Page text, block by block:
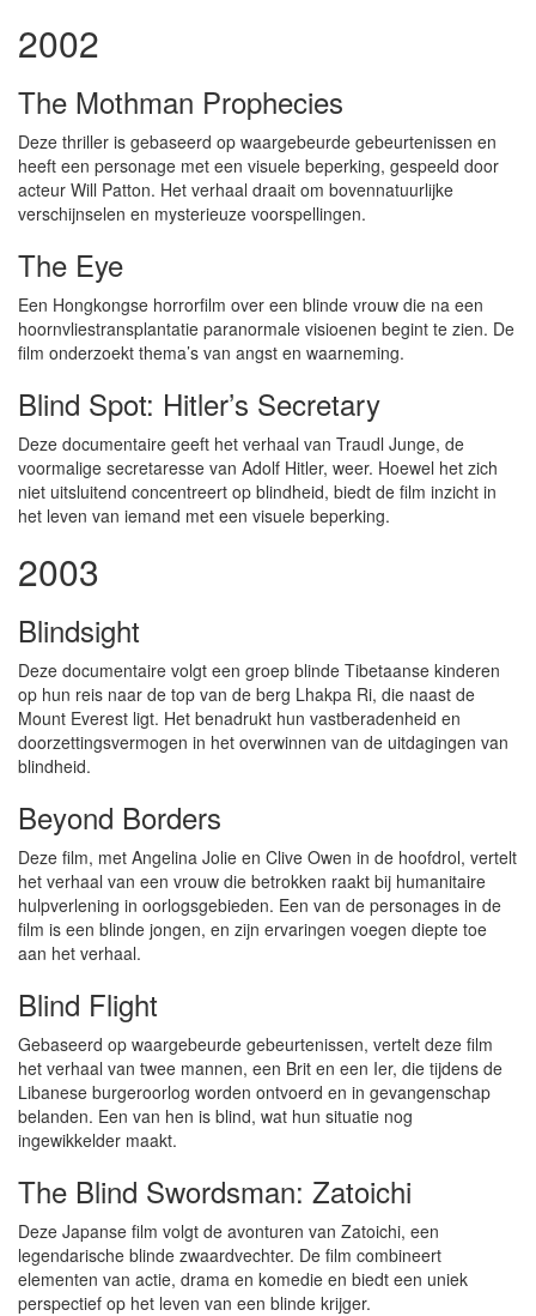
2002
The Mothman Prophecies
Deze thriller is gebaseerd op waargebeurde gebeurtenissen en
heeft een personage met een visuele beperking, gespeeld door
acteur Will Patton. Het verhaal draait om bovennatuurlijke
verschijnselen en mysterieuze voorspellingen.
The Eye
Een Hongkongse horrorfilm over een blinde vrouw die na een
hoornvliestransplantatie paranormale visioenen begint te zien. De
film onderzoekt thema’s van angst en waarneming.
Blind Spot: Hitler’s Secretary
Deze documentaire geeft het verhaal van Traudl Junge, de
voormalige secretaresse van Adolf Hitler, weer. Hoewel het zich
niet uitsluitend concentreert op blindheid, biedt de film inzicht in
het leven van iemand met een visuele beperking.
2003
Blindsight
Deze documentaire volgt een groep blinde Tibetaanse kinderen
op hun reis naar de top van de berg Lhakpa Ri, die naast de
Mount Everest ligt. Het benadrukt hun vastberadenheid en
doorzettingsvermogen in het overwinnen van de uitdagingen van
blindheid.
Beyond Borders
Deze film, met Angelina Jolie en Clive Owen in de hoofdrol, vertelt
het verhaal van een vrouw die betrokken raakt bij humanitaire
hulpverlening in oorlogsgebieden. Een van de personages in de
film is een blinde jongen, en zijn ervaringen voegen diepte toe
aan het verhaal.
Blind Flight
Gebaseerd op waargebeurde gebeurtenissen, vertelt deze film
het verhaal van twee mannen, een Brit en een Ier, die tijdens de
Libanese burgeroorlog worden ontvoerd en in gevangenschap
belanden. Een van hen is blind, wat hun situatie nog
ingewikkelder maakt.
The Blind Swordsman: Zatoichi
Deze Japanse film volgt de avonturen van Zatoichi, een
legendarische blinde zwaardvechter. De film combineert
elementen van actie, drama en komedie en biedt een uniek
perspectief op het leven van een blinde krijger.